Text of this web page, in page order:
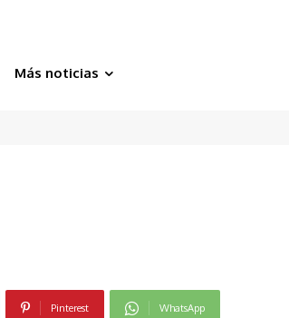
Más noticias
Pinterest WhatsApp